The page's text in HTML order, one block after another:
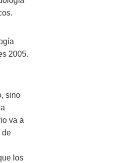
2005.
sino
va a
de
los